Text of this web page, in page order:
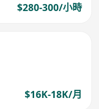
$280-300/小時
$16K-18K/月